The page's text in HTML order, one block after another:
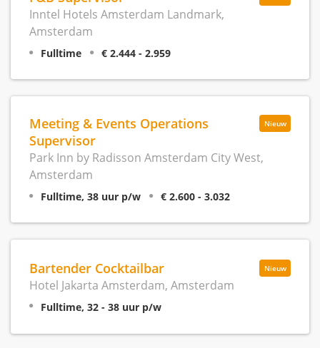
Inntel Hotels Amsterdam Landmark,
Amsterdam
Fulltime € 2.444 - 2.959
Nieuw
Meeting & Events Operations
Supervisor
Park Inn by Radisson Amsterdam City West,
Amsterdam
Fulltime, 38 uur p/w € 2.600 - 3.032
Nieuw
Bartender Cocktailbar
Hotel Jakarta Amsterdam, Amsterdam
Fulltime, 32 - 38 uur p/w